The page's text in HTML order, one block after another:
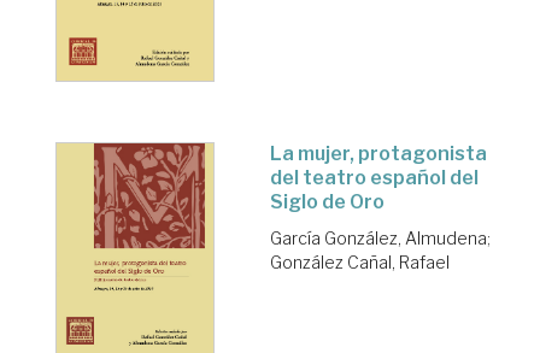
La mujer, protagonista
del teatro español del
Siglo de Oro
García González, Almudena;
González Cañal, Rafael